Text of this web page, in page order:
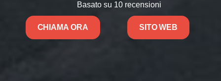
Basato su 10 recensioni
CHIAMA ORA SITO WEB